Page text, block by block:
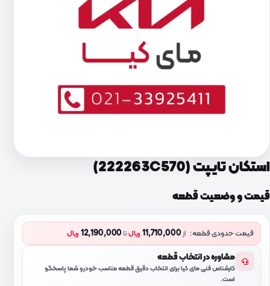
استکان تایپت (222263C570)
قیمت و وضعیت قطعه
قیمت حدودی قطعه: از11,710,000 ریالتا12,190,000 ریال
مشاوره در انتخاب قطعه
کارشناس فنی مای کیا برای انتخاب دقیق قطعه مناسب خودرو شما پاسخگو
است.